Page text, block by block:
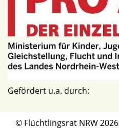
Gefördert u.a. durch:
© Flüchtlingsrat NRW 2026